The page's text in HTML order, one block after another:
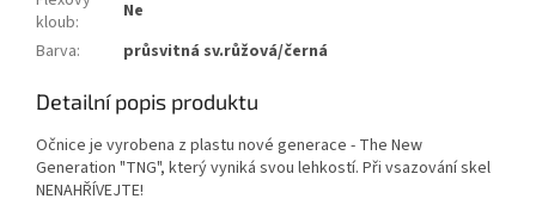
kloub:
Ne
Barva: průsvitná sv.růžová/černá
Detailní popis produktu
Očnice je vyrobena z plastu nové generace - The New
Generation "TNG", který vyniká svou lehkostí. Při vsazování skel
NENAHŘÍVEJTE!